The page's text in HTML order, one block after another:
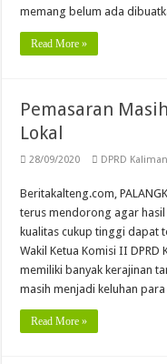
memang belum ada
Read More »
Pemasaran
Lokal
28/09/2020 DPRD
Beritakalteng.com,
terus mendorong agar
kualitas cukup tinggi dapat
Wakil Ketua Komisi II DPRD
memiliki banyak kerajinan
masih menjadi keluhan
Read More »